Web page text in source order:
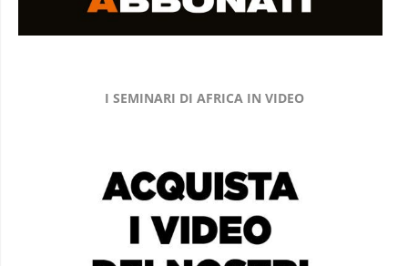
I SEMINARI DI AFRICA IN VIDEO